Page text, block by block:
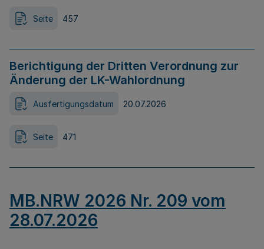
Seite 457
Berichtigung der Dritten Verordnung zur
Änderung der LK-Wahlordnung
Ausfertigungsdatum 20.07.2026
Seite 471
MB.NRW 2026 Nr. 209 vom
28.07.2026